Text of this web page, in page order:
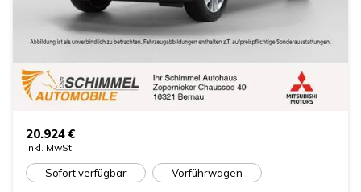
20.924 €
inkl. MwSt.
Sofort verfügbar Vorführwagen